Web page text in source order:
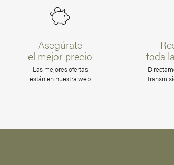
Asegúrate
el mejor precio
Las mejores ofertas
están en nuestra web
toda